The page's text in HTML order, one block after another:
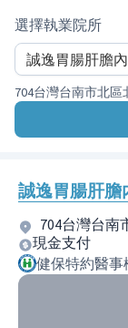
選擇執業院所
704台灣台南市北區
誠逸胃腸肝膽
704台灣台南
現金支付
健保特約醫事